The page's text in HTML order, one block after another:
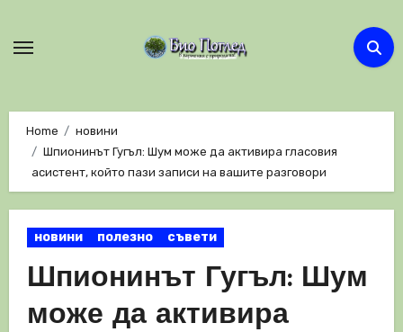
Home
новини
Шпионинът Гугъл: Шум може да активира гласовия
асистент, който пази записи на вашите разговори
новини полезно съвети
Шпионинът Гугъл: Шум
може да активира